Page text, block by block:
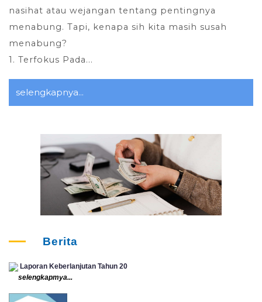
nasihat atau wejangan tentang pentingnya
menabung. Tapi, kenapa sih kita masih susah
menabung?
1. Terfokus Pada...
selengkapnya...
Berita
Laporan Keberlanjutan Tahun 20
selengkapmya...